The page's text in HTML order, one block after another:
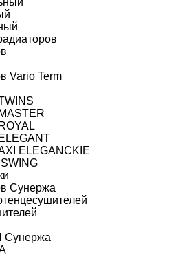
Vario Term
ELEGANCKIE
Сунержа
Сунержа